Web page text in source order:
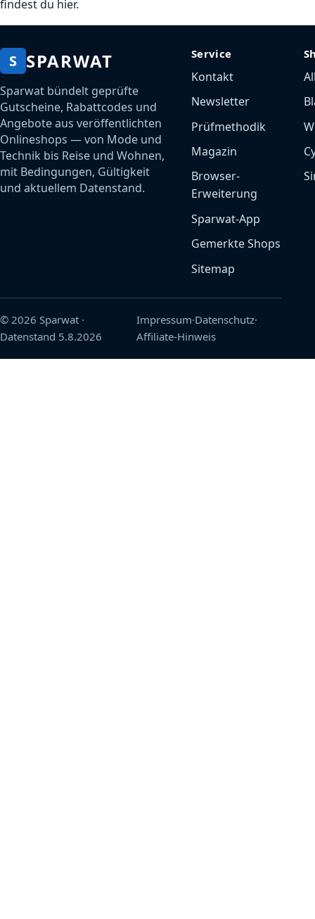
findest du hier.
S SPARWAT
Sparwat bündelt geprüfte
Gutscheine, Rabattcodes und
Angebote aus veröffentlichten
Onlineshops — von Mode und
Technik bis Reise und Wohnen,
mit Bedingungen, Gültigkeit
und aktuellem Datenstand.
Service
Kontakt
Newsletter
Prüfmethodik
Magazin
Browser-
Erweiterung
Sparwat-App
Gemerkte Shops
Sitemap
© 2026 Sparwat ·
Datenstand 5.8.2026
Impressum·Datenschutz·
Affiliate-Hinweis